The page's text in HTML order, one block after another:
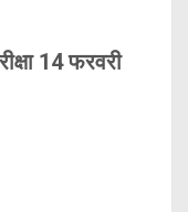
14 फरवरी